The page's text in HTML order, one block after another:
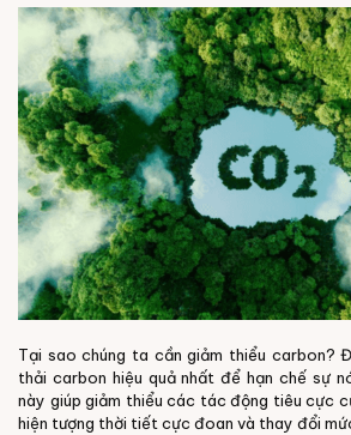
Tại sao chúng ta cần giảm thiểu carbon?
thải carbon hiệu quả nhất để hạn chế sự
này giúp giảm thiểu các tác động tiêu cực
hiện tượng thời tiết cực đoan và thay đổi